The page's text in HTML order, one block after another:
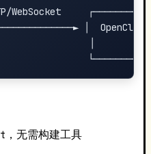
WebSocket
│
│
无需构建工具